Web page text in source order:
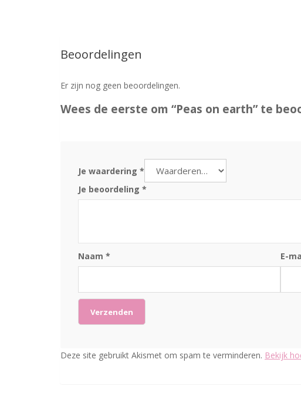
Beoordelingen
Er zijn nog geen beoordelingen.
Wees de eerste om “Peas on earth” te
Je waardering *
Je beoordeling *
Naam * E-
Deze site gebruikt Akismet om spam te verminderen. Bekijk